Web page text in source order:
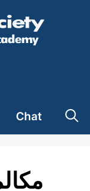
Chat